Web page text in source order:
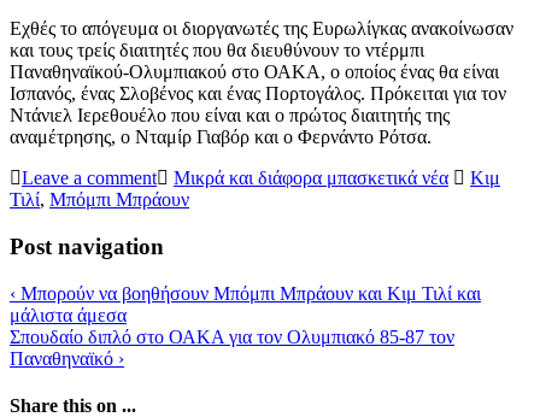
Εχθές το απόγευμα οι διοργανωτές της Ευρωλίγκας ανακοίνωσαν
και τους τρείς διαιτητές που θα διευθύνουν το ντέρμπι
Παναθηναϊκού-Ολυμπιακού στο ΟΑΚΑ, ο οποίος ένας θα είναι
Ισπανός, ένας Σλοβένος και ένας Πορτογάλος. Πρόκειται για τον
Ντάνιελ Ιερεθουέλο που είναι και ο πρώτος διαιτητής της
αναμέτρησης, ο Νταμίρ Γιαβόρ και ο Φερνάντο Ρότσα.
Leave a comment
Μικρά και διάφορα μπασκετικά νέα
Κιμ
Τιλί, Μπόμπι Μπράουν
Post navigation
‹ Μπορούν να βοηθήσουν Μπόμπι Μπράουν και Κιμ Τιλί και
μάλιστα άμεσα
Σπουδαίο διπλό στο ΟΑΚΑ για τον Ολυμπιακό 85-87 τον
Παναθηναϊκό ›
Share this on ...